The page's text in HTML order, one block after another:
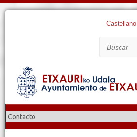
Castellano